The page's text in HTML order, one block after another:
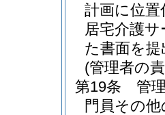
計画に位
居宅介護
た書面を
(管理者の
第19条
管
門員その